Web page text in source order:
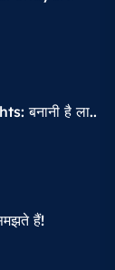
बनानी है ला..
हैं!